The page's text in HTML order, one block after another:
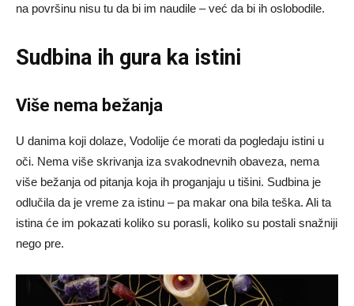
na površinu nisu tu da bi im naudile – već da bi ih oslobodile.
Sudbina ih gura ka istini
Više nema bežanja
U danima koji dolaze, Vodolije će morati da pogledaju istini u
oči. Nema više skrivanja iza svakodnevnih obaveza, nema
više bežanja od pitanja koja ih proganjaju u tišini. Sudbina je
odlučila da je vreme za istinu – pa makar ona bila teška. Ali ta
istina će im pokazati koliko su porasli, koliko su postali snažniji
nego pre.